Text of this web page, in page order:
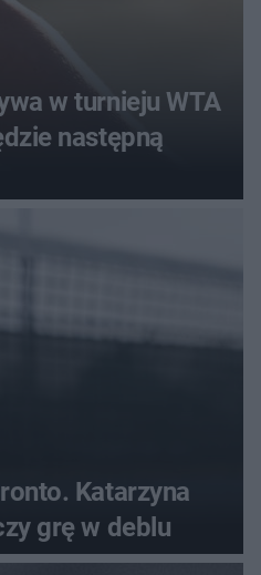
w turnieju WTA
następną
Katarzyna
grę w deblu